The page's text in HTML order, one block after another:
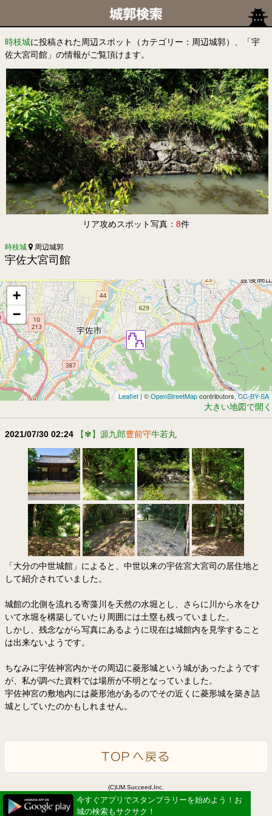
時枝城に投稿された周辺スポット（カテゴリー：周辺城郭）、「宇
佐大宮司館」の情報がご覧頂けます。
リア攻めスポット写真： 8件
時枝城 周辺城郭
宇佐大宮司館
+
−
Leaflet | ©OpenStreetMapcontributors,CC-BY-SA
大きい地図で開く
2021/07/30 02:24 【✾】源九郎豊前守牛若丸
「大分の中世城館」によると、中世以来の宇佐宮大宮司の居住地と
して紹介されていました。
城館の北側を流れる寄藻川を天然の水堀とし、さらに川から水をひ
いて水堀を構築していたり周囲には土塁も残っていました。
しかし、残念ながら写真にあるように現在は城館内を見学すること
は出来ないようです。
ちなみに宇佐神宮内かその周辺に菱形城という城があったようです
が、私が調べた資料では場所が不明となっていました。
宇佐神宮の敷地内には菱形池があるのでその近くに菱形城を築き詰
城としていたのかもしれません。
(C)UM.Succeed,Inc.
Powered by idea canvas
今すぐアプリでスタンプラリーを始めよう！お
城の検索もサクサク！